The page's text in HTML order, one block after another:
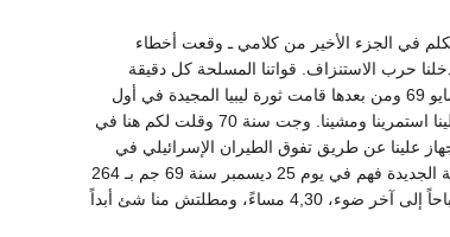
في الجزء الأخير من كلامي ـ وقعت أخطاء
عبدالناصر عنده، ومشينا ما توقفش المسيرة. البناء العسكري ماشي البناء السياسي ماشي. جت سنة 69 دخلنا حرب الاستنزاف. قواتنا المسلحة كل دقيقة
بتتقدم خطوة إلى الأمام وبتدعم وبتزداد فاعلية ومقدرة وثقة وإيمان. إلى أن قامت ثورة السودان المجيدة في 25 مايو 69 ومن بعدها قامت ثورة ليبيا المجيدة في أول
سبتمبر 69 بعد ما كانوا متصورين أعدائنا أن الخط التحرري انتهى وأننا على وشك أن نحاصر ونبقى وحدنا للإجهاز علينا استمرينا ومشينا. وجت سنة 70 وقلت لكم هنا في
بالتفصيل أزاي بدأت غارات العمق وانكشفت خطة إسرائيل بمساندة أمريكا في أواخر سنة 69 للإجهاز علينا عن طريق تفوق الطيران الإسرائيلي في
الستة أشهر الأولى من سنة 70 وبدأت إسرائيل وتذكروا أن أنا حكيت لكم عن بدء هذه الإستراتيجية الجديدة والخطة الجديدة فهم في يوم 25 ديسمبر سنة 69 جم بـ 264
طيارة مع أن يوم 5 يونيه كانوا 210 أو 220 طيارة، يوم 25 ديسمبر 69 جم بـ 264 طيارة وغارات استمرت من 8 صباحاً إلى آخر ضوء، 4,30 مساءً، ومطلتش منا شئ أبداً